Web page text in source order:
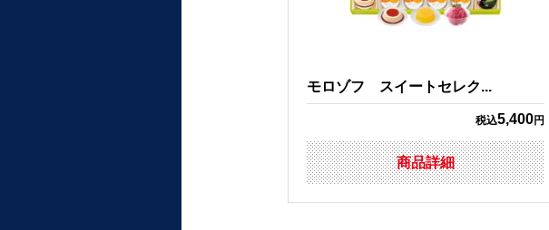
モロゾフ スイートセレク...
税込5,400円
商品詳細